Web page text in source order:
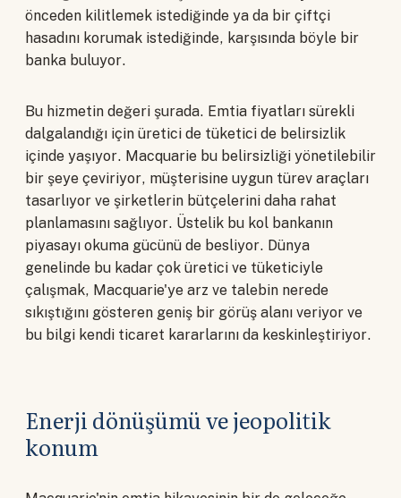
önceden kilitlemek istediğinde ya da bir çiftçi
hasadını korumak istediğinde, karşısında böyle bir
banka buluyor.
Bu hizmetin değeri şurada. Emtia fiyatları sürekli
dalgalandığı için üretici de tüketici de belirsizlik
içinde yaşıyor. Macquarie bu belirsizliği yönetilebilir
bir şeye çeviriyor, müşterisine uygun türev araçları
tasarlıyor ve şirketlerin bütçelerini daha rahat
planlamasını sağlıyor. Üstelik bu kol bankanın
piyasayı okuma gücünü de besliyor. Dünya
genelinde bu kadar çok üretici ve tüketiciyle
çalışmak, Macquarie'ye arz ve talebin nerede
sıkıştığını gösteren geniş bir görüş alanı veriyor ve
bu bilgi kendi ticaret kararlarını da keskinleştiriyor.
Enerji dönüşümü ve jeopolitik
konum